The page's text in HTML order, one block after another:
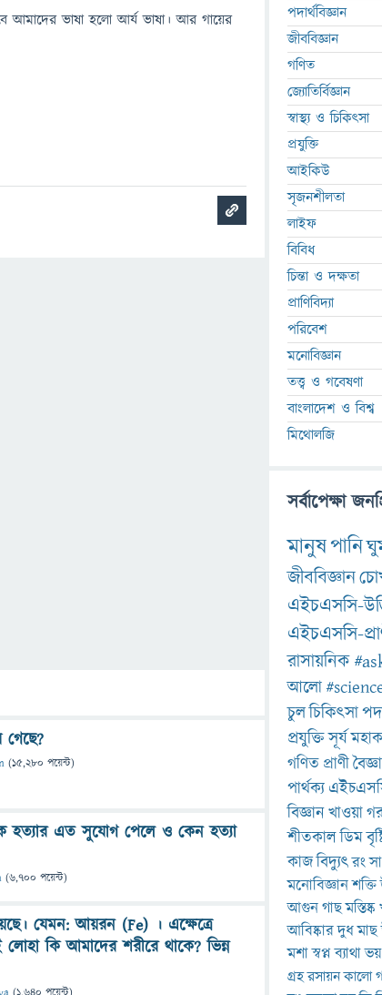
আমাদের ভাষা হলো আর্য ভাষা। আর গায়ের
(15,280 পয়েন্ট)
হত্যার এত সুযোগ পেলে ও কেন হত্যা
(6,700 পয়েন্ট)
যেমন: আয়রন (Fe) । এক্ষেত্রে
কি আমাদের শরীরে থাকে? ভিন্ন
পদার্থবিজ্ঞান
জীববিজ্ঞান
গণিত
জ্যোতির্বিজ্ঞান
স্বাস্থ্য ও চিকিৎসা
প্রযুক্তি
আইকিউ
সৃজনশীলতা
লাইফ
বিবিধ
চিন্তা ও দক্ষতা
প্রাণিবিদ্যা
পরিবেশ
মনোবিজ্ঞান
তত্ত্ব ও গবেষণা
বাংলাদেশ ও বিশ্ব
মিথোলজি
সর্বাপেক্ষা
মানুষপানি
জীববিজ্ঞান
এইচএসসি-
এইচএসসি-
রাসায়নিক
আলো
চুলচিকিৎসা
প্রযুক্তিসূর্য
গণিত প্রাণী
পার্থক্য
বিজ্ঞানখাওয়া
শীতকালডিম
কাজবিদ্যুৎরং
মনোবিজ্ঞানশক্তি
আগুনগাছমস্তিষ্ক
আবিষ্কারদুধমাছ
মশাস্বপ্নব্যাথাভয়
গ্রহরসায়নকালো